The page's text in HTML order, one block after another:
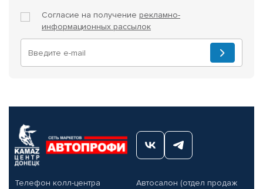
Согласие на получение рекламно-
информационных рассылок
Телефон колл-центра
Автосалон (отдел продаж